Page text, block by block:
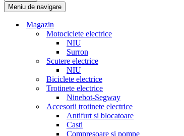
Meniu de navigare
Magazin
Motociclete electrice
NIU
Surron
Scutere electrice
NIU
Biciclete electrice
Trotinete electrice
Ninebot-Segway
Accesorii trotinete electrice
Antifurt si blocatoare
Casti
Compresoare si pompe